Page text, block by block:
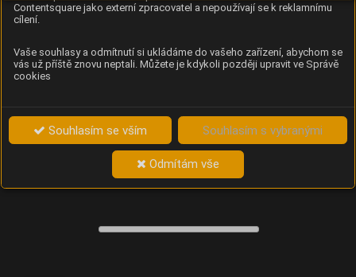
Contentsquare jako externí zpracovatel a nepoužívají se k reklamnímu
cílení.
Vaše souhlasy a odmítnutí si ukládáme do vašeho zařízení, abychom se
vás už příště znovu neptali. Můžete je kdykoli později upravit ve Správě
cookies
Souhlasím se vším Souhlasím s vybranými
Odmítám vše